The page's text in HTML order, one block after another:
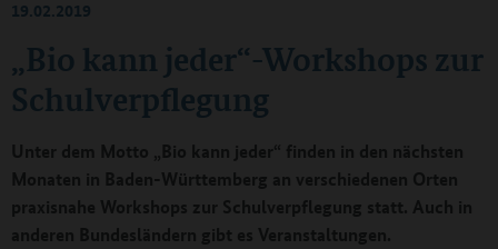
„Bio kann jeder“-Workshops zur
Schulverpflegung
19.02.2019
Unter dem Motto „Bio kann jeder“ finden in den nächsten
Monaten in Baden-Württemberg an verschiedenen Orten
praxisnahe Workshops zur Schulverpflegung statt. Auch in
anderen Bundesländern gibt es Veranstaltungen.